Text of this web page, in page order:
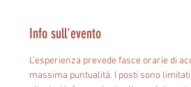
Info sull'evento
L’esperienza prevede fasce orarie di
massima puntualità. I posti sono